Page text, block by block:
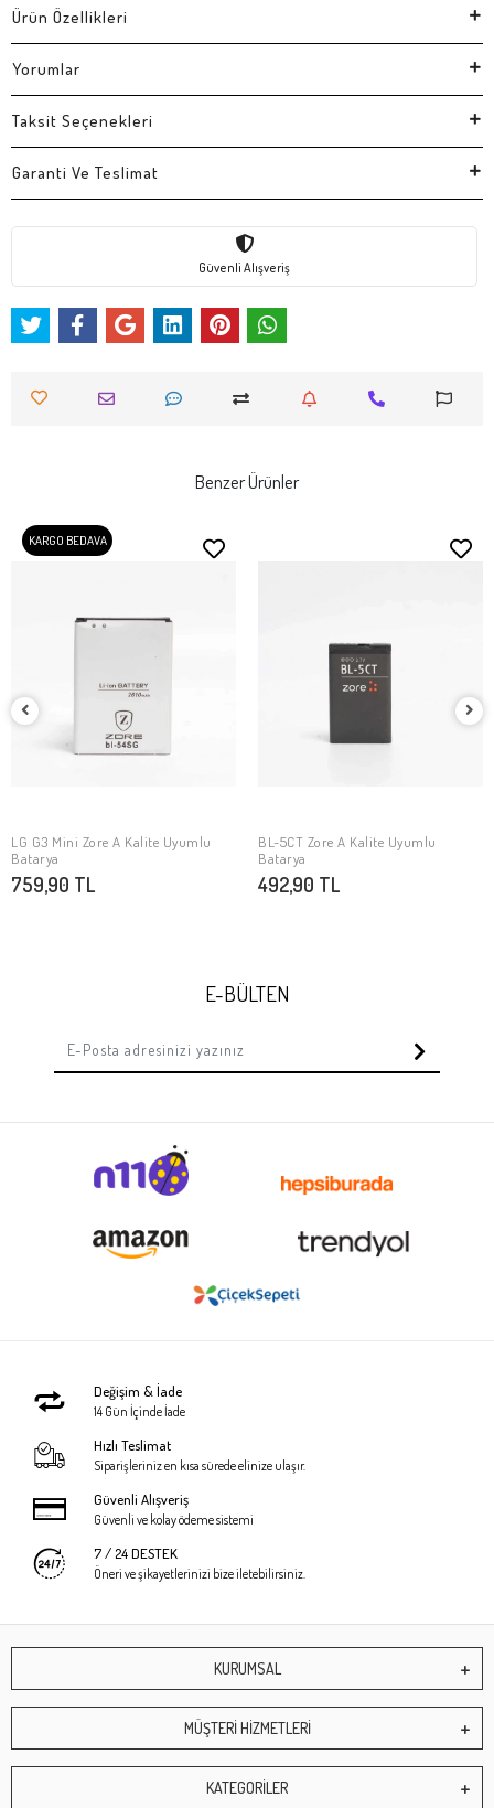
Ürün Özellikleri
Yorumlar
Taksit Seçenekleri
Garanti Ve Teslimat
Güvenli Alışveriş
Benzer Ürünler
KARGO BEDAVA
SEPETE EKLE
LG G3 Mini Zore A Kalite Uyumlu
Batarya
759,90 TL
SEPETE EKLE
BL-5CT Zore A Kalite Uyumlu
Batarya
492,90 TL
E-BÜLTEN
Değişim & İade
14 Gün İçinde İade
Hızlı Teslimat
Siparişleriniz en kısa sürede elinize ulaşır.
Güvenli Alışveriş
Güvenli ve kolay ödeme sistemi
7 / 24 DESTEK
Öneri ve şikayetlerinizi bize iletebilirsiniz.
KURUMSAL
MÜŞTERİ HİZMETLERİ
KATEGORİLER